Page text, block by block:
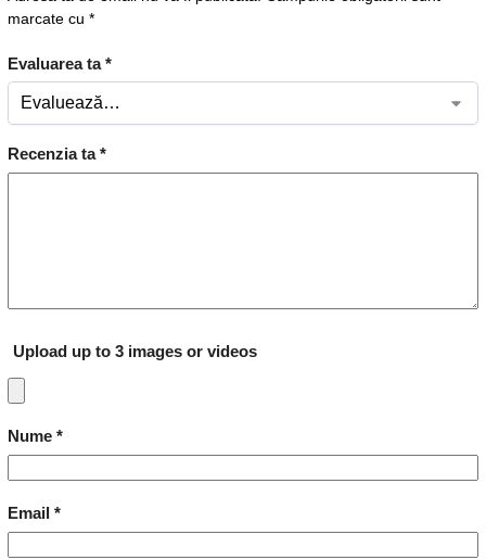
marcate cu *
Evaluarea ta*
Recenzia ta*
Upload up to 3 images or videos
Nume *
Email *